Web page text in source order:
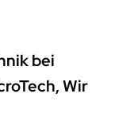
bei
Wir